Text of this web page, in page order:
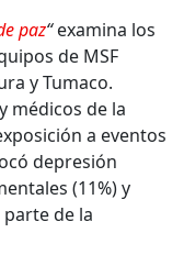
paz“examina los
de MSF
y Tumaco.
médicos de la
a eventos
depresión
(11%) y
de la